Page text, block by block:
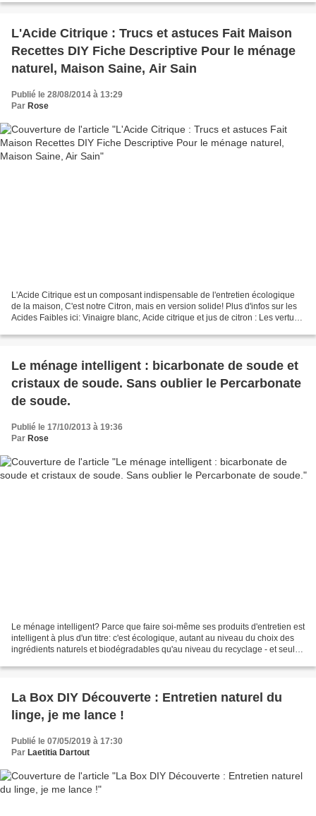
bicarbonate-de-soude-et-cristaux-de-soude.-sans-oublier-le-percarbonate-
L'Acide Citrique : Trucs et astuces Fait Maison
Recettes DIY Fiche Descriptive Pour le ménage
naturel, Maison Saine, Air Sain
Publié le 28/08/2014 à 13:29
Par Rose
L'Acide Citrique est un composant indispensable de l'entretien écologique
de la maison, C'est notre Citron, mais en version solide! Plus d'infos sur les
Acides Faibles ici: Vinaigre blanc, Acide citrique et jus de citron : Les vertus
Le ménage intelligent : bicarbonate de soude et
cristaux de soude. Sans oublier le Percarbonate
de soude.
Publié le 17/10/2013 à 19:36
Par Rose
Le ménage intelligent? Parce que faire soi-même ses produits d'entretien est
intelligent à plus d'un titre: c'est écologique, autant au niveau du choix des
ingrédients naturels et biodégradables qu'au niveau du recyclage - et seuls
La Box DIY Découverte : Entretien naturel du
linge, je me lance !
Publié le 07/05/2019 à 17:30
Par Laetitia Dartout